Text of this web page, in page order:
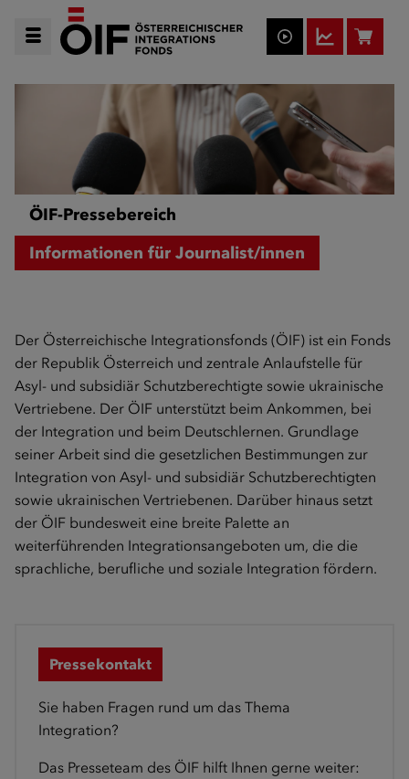
ÖIF-Pressebereich
Informationen für Journalist/innen
Der Österreichische Integrationsfonds (ÖIF) ist ein Fonds
der Republik Österreich und zentrale Anlaufstelle für
Asyl- und subsidiär Schutzberechtigte sowie ukrainische
Vertriebene. Der ÖIF unterstützt beim Ankommen, bei
der Integration und beim Deutschlernen. Grundlage
seiner Arbeit sind die gesetzlichen Bestimmungen zur
Integration von Asyl- und subsidiär Schutzberechtigten
sowie ukrainischen Vertriebenen. Darüber hinaus setzt
der ÖIF bundesweit eine breite Palette an
weiterführenden Integrationsangeboten um, die die
sprachliche, berufliche und soziale Integration fördern.
Pressekontakt
Sie haben Fragen rund um das Thema
Integration?
Das Presseteam des ÖIF hilft Ihnen gerne weiter: